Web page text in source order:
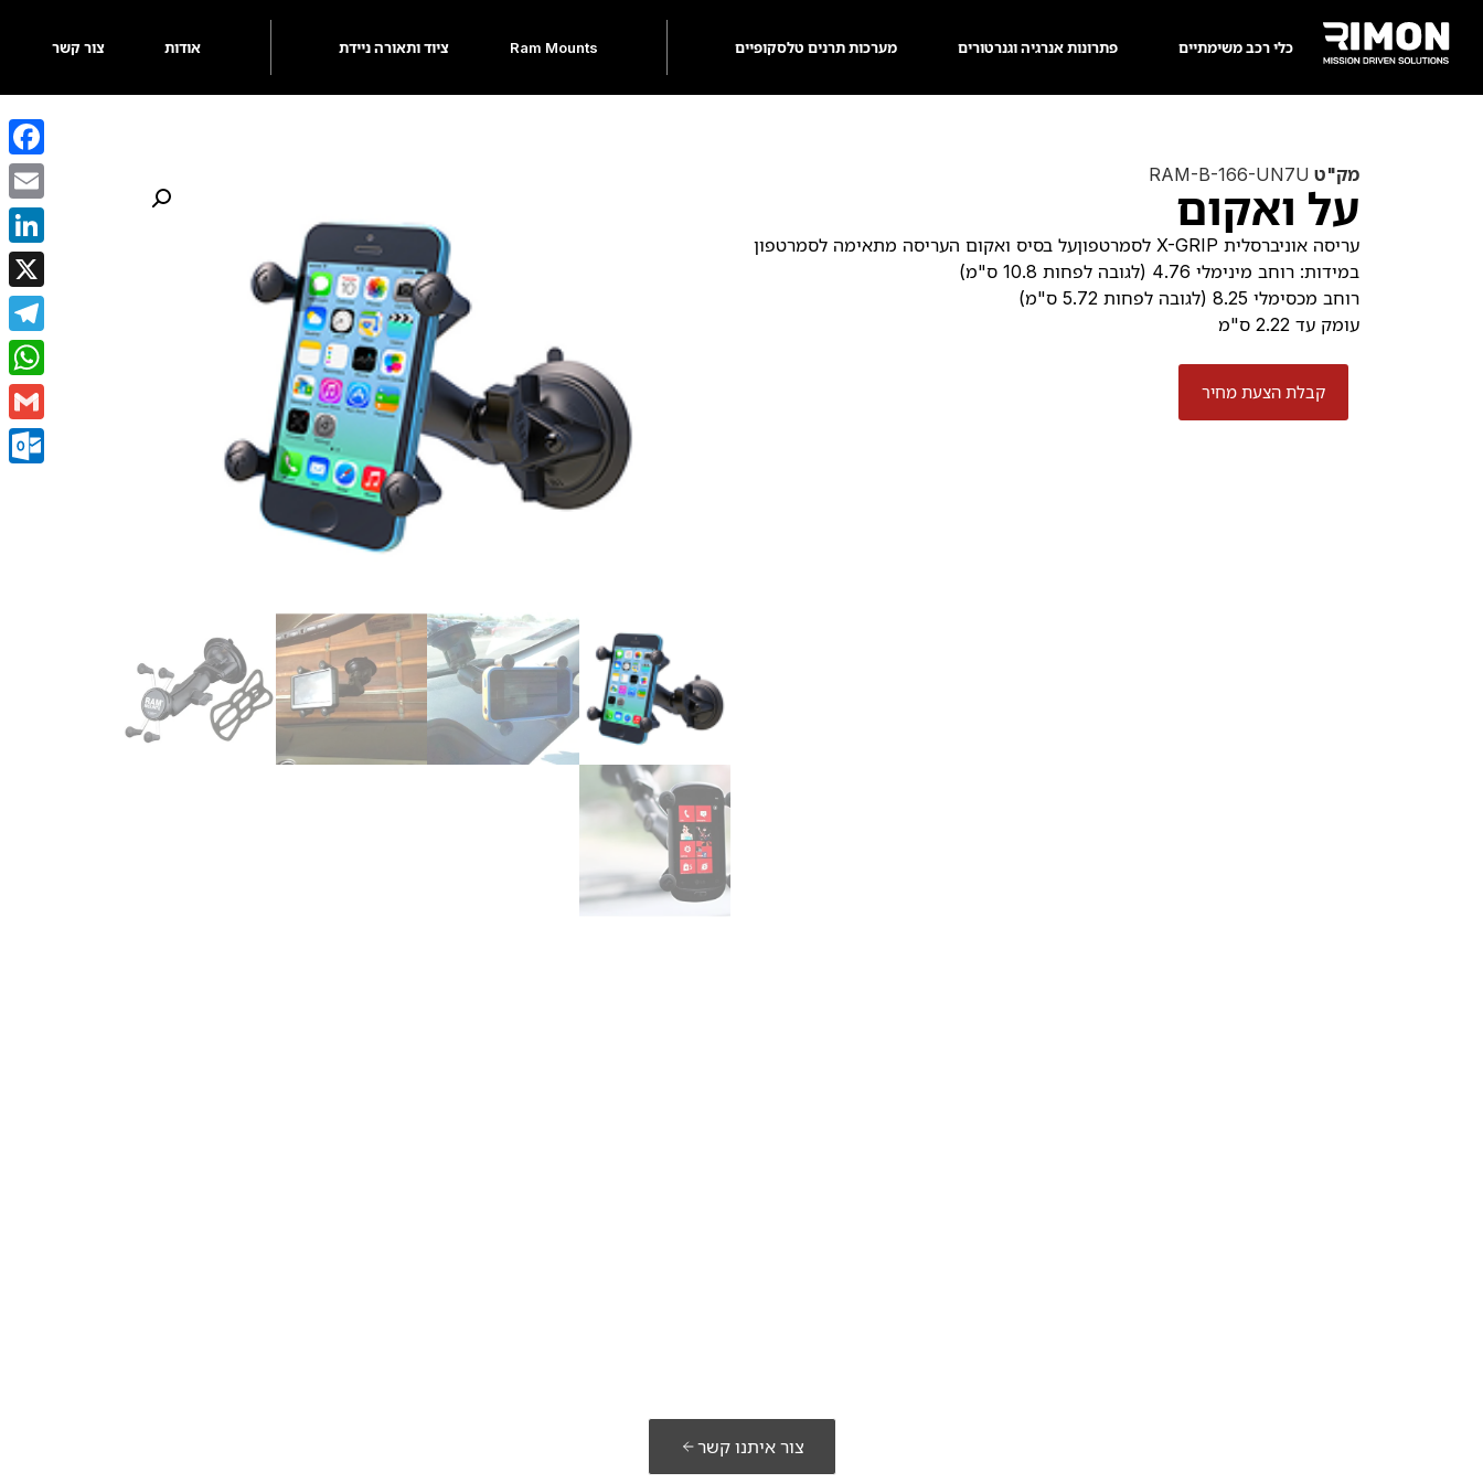
כלי רכב משימתיים פתרונות אנרגיה וגנרטורים מערכות תרנים טלסקופיים Ram Mounts ציוד ותאורה ניידת אודות צור קשר
מק"ט RAM-B-166-UN7U
על ואקום
עריסה אוניברסלית X-GRIP לסמרטפוןעל בסיס ואקום העריסה מתאימה לסמרטפון
במידות: רוחב מינימלי 4.76 (לגובה לפחות 10.8 ס"מ)
רוחב מכסימלי 8.25 (לגובה לפחות 5.72 ס"מ)
עומק עד 2.22 ס"מ
קבלת הצעת מחיר
צור איתנו קשר
Email
X